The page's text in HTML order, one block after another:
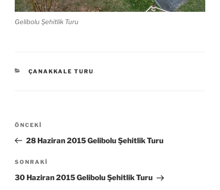
Gelibolu Şehitlik Turu
KATEGORILER
ÇANAKKALE TURU
Yazı
Önceki
Yazı
ÖNCEKI
28 Haziran 2015 Gelibolu Şehitlik Turu
Sonraki
Yazı
SONRAKI
30 Haziran 2015 Gelibolu Şehitlik Turu